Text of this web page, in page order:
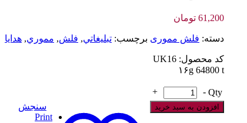
61,200 تومان
دسته: فلش مموری برچسب: تبليغاتي, فلش, مموري, هدايا
کد محصول: UK16
۱۶g 64800 t
Qty
-
+
افزودن به سبد خرید
سنجش
Print